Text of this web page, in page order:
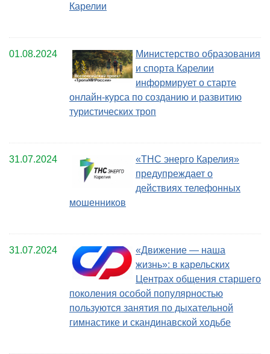
Карелии
01.08.2024
Министерство образования
и спорта Карелии
информирует о старте
онлайн-курса по созданию и развитию
туристических троп
31.07.2024
«ТНС энерго Карелия»
предупреждает о
действиях телефонных
мошенников
31.07.2024
«Движение — наша
жизнь»: в карельских
Центрах общения старшего
поколения особой популярностью
пользуются занятия по дыхательной
гимнастике и скандинавской ходьбе